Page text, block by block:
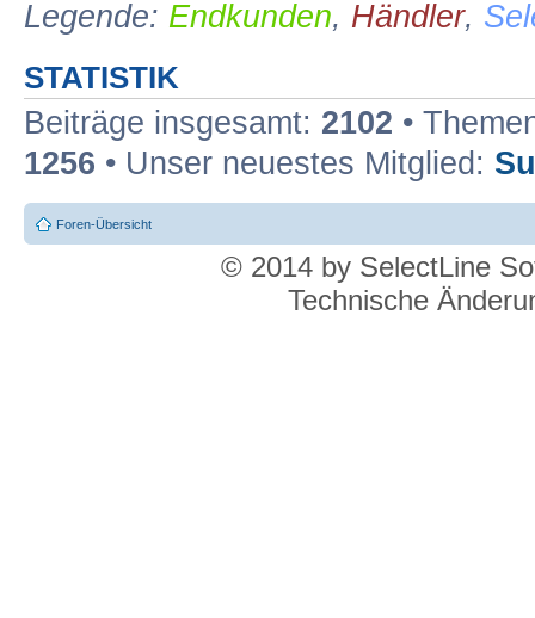
Legende: Endkunden, Händler,
STATISTIK
Beiträge insgesamt: 2102 •
1256 • Unser neuestes Mitglied:
Foren-Übersicht
© 2014 by SelectLine
Technische